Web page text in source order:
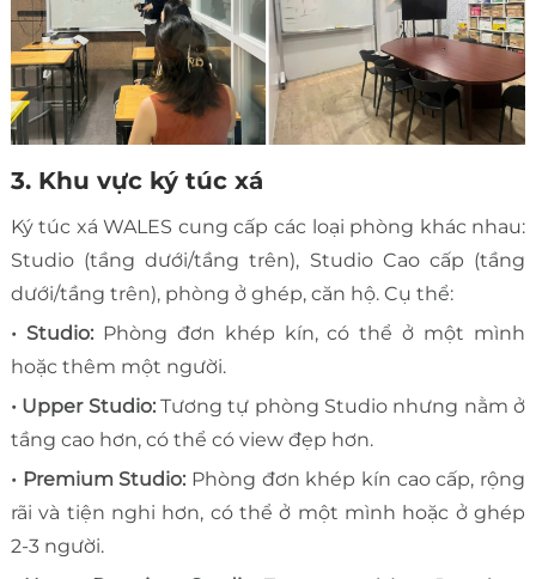
3. Khu vực ký túc xá
Ký túc xá WALES cung cấp các loại phòng khác nhau:
Studio (tầng dưới/tầng trên), Studio Cao cấp (tầng
dưới/tầng trên), phòng ở ghép, căn hộ. Cụ thể:
• Studio: Phòng đơn khép kín, có thể ở một mình
hoặc thêm một người.
• Upper Studio: Tương tự phòng Studio nhưng nằm ở
tầng cao hơn, có thể có view đẹp hơn.
• Premium Studio: Phòng đơn khép kín cao cấp, rộng
rãi và tiện nghi hơn, có thể ở một mình hoặc ở ghép
2-3 người.